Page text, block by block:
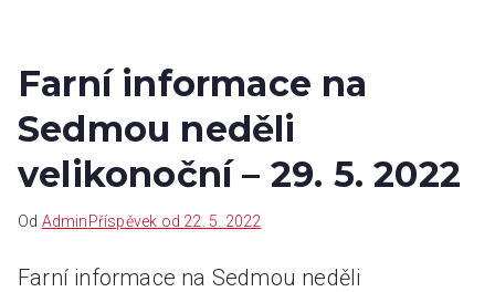
Farní informace na
Sedmou neděli
velikonoční – 29. 5. 2022
Od AdminPříspěvek od 22. 5. 2022
Farní informace na Sedmou neděli